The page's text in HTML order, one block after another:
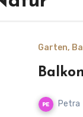
Garten,
Petra